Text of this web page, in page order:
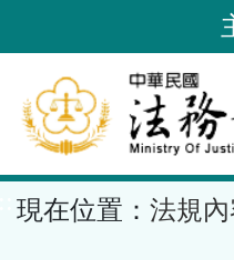
到
要
內
容
區
現在位置： 法規